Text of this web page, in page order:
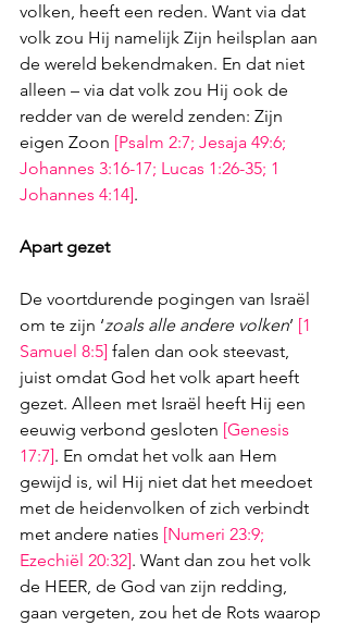
volken, heeft een reden. Want via dat
volk zou Hij namelijk Zijn heilsplan aan
de wereld bekendmaken. En dat niet
alleen – via dat volk zou Hij ook de
redder van de wereld zenden: Zijn
eigen Zoon [Psalm 2:7; Jesaja 49:6;
Johannes 3:16-17; Lucas 1:26-35; 1
Johannes 4:14].
Apart gezet
De voortdurende pogingen van Israël
om te zijn ‘zoals alle andere volken’ [1
Samuel 8:5] falen dan ook steevast,
juist omdat God het volk apart heeft
gezet. Alleen met Israël heeft Hij een
eeuwig verbond gesloten [Genesis
17:7]. En omdat het volk aan Hem
gewijd is, wil Hij niet dat het meedoet
met de heidenvolken of zich verbindt
met andere naties [Numeri 23:9;
Ezechiël 20:32]. Want dan zou het volk
de HEER, de God van zijn redding,
gaan vergeten, zou het de Rots waarop